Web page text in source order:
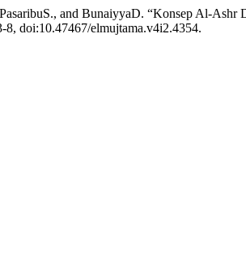
and BunaiyyaD. “Konsep Al-Ashr
8, doi:10.47467/elmujtama.v4i2.4354.